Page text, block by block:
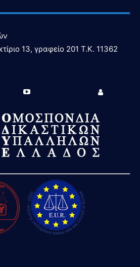
13, γραφείο 201 T.K. 11362